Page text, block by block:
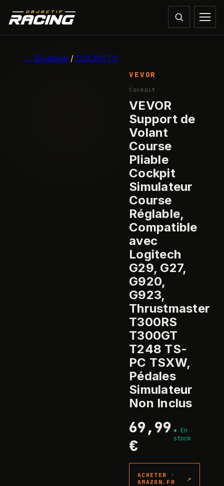
← Boutique / COCKPITS
1/8
VEVOR
Cockpit
VEVOR
Support de
Volant
Course
Pliable
Cockpit
Simulateur
Course
Réglable,
Compatible
avec
Logitech
G29, G27,
G920,
G923,
Thrustmaster
T300RS
T300GT
T248 TS-
PC TSXW,
Pédales
Simulateur
Non Inclus
69,99
€
● En
stock
ACHETER ·
AMAZON.FR
↗